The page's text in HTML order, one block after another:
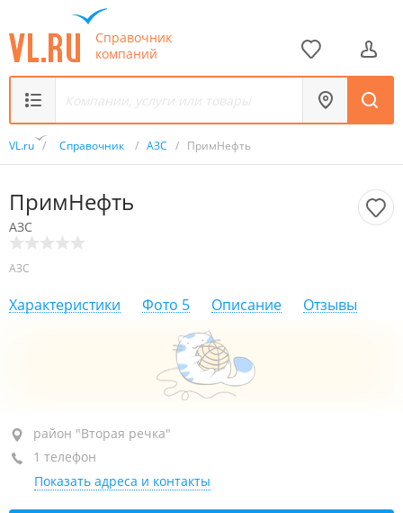
Справочник
компаний
VL.ru / Справочник / АЗС / ПримНефть
ПримНефть
АЗС
АЗС
Характеристики Фото 5 Описание Отзывы
район "Вторая речка", ул. Русская, 97А
+7 908 993-45-42
круглосуточно
район "Вторая речка"
1 телефон
Показать адреса и контакты